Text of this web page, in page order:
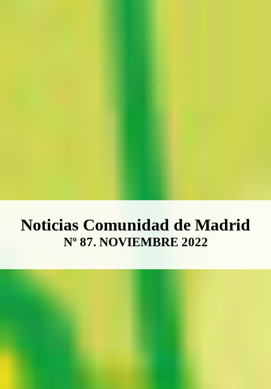
Boletín Noticias Comunidad de
Noticias Comunidad de Madrid
Nº 87. NOVIEMBRE 2022